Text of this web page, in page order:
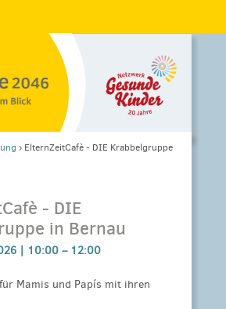
› ElternZeitCafè - DIE Krabbelgruppe
- DIE
in Bernau
| 10:00 – 12:00
Mamis und Papís mit ihren